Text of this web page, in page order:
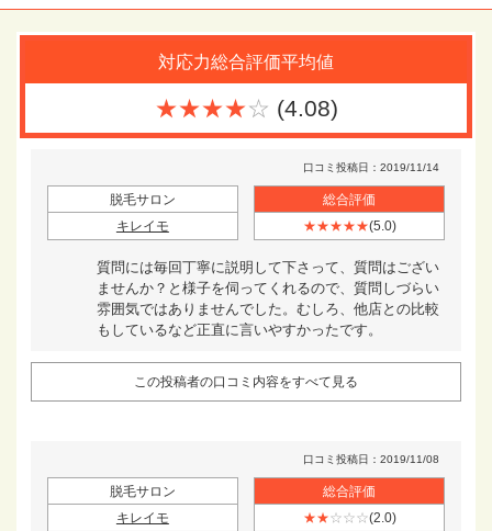
対応力総合評価平均値
★★★★☆ (4.08)
口コミ投稿日：2019/11/14
脱毛サロン
キレイモ
総合評価
★★★★★(5.0)
質問には毎回丁寧に説明して下さって、質問はござい
ませんか？と様子を伺ってくれるので、質問しづらい
雰囲気ではありませんでした。むしろ、他店との比較
もしているなど正直に言いやすかったです。
この投稿者の口コミ内容をすべて見る
口コミ投稿日：2019/11/08
脱毛サロン
キレイモ
総合評価
★★☆☆☆(2.0)